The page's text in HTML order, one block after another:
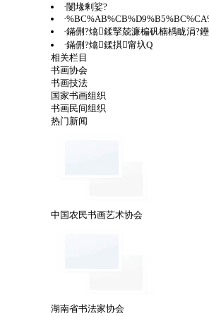
·闄堟剰娑?
·
·鏋侀?熻鍒掔兢濂楄矾楠楀眬涓?
·鏋侀?熻鍒掑甯圦Q
相关栏目
书画协会
书画技法
国家书画组织
书画民间组织
热门新闻
中国农民书画艺术协会
湖南省书法家协会